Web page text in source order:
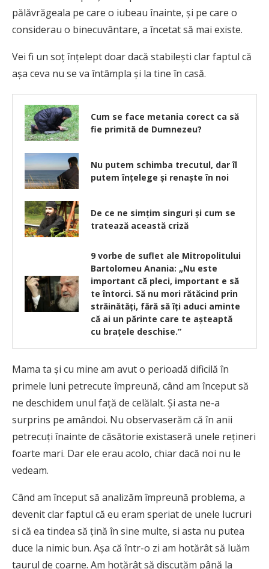
pălăvrăgeala pe care o iubeau înainte, și pe care o
considerau o binecuvântare, a încetat să mai existe.
Vei fi un soţ înţelept doar dacă stabileşti clar faptul că
aşa ceva nu se va întâmpla şi la tine în casă.
Cum se face metania corect ca să
fie primită de Dumnezeu?
Nu putem schimba trecutul, dar îl
putem înțelege și renaște în noi
De ce ne simţim singuri şi cum se
tratează această criză
9 vorbe de suflet ale Mitropolitului
Bartolomeu Anania: „Nu este
important că pleci, important e să
te întorci. Să nu mori rătăcind prin
străinătăți, fără să îți aduci aminte
că ai un părinte care te așteaptă
cu brațele deschise.”
Mama ta şi cu mine am avut o perioadă dificilă în
primele luni petrecute împreună, când am început să
ne deschidem unul faţă de celălalt. Şi asta ne-a
surprins pe amândoi. Nu observaserăm că în anii
petrecuţi înainte de căsătorie existaseră unele reţineri
foarte mari. Dar ele erau acolo, chiar dacă noi nu le
vedeam.
Când am început să analizăm împreună problema, a
devenit clar faptul că eu eram speriat de unele lucruri
si că ea tindea să țină în sine multe, si asta nu putea
duce la nimic bun. Aşa că într-o zi am hotărât să luăm
taurul de coarne. Am hotărât să discutăm până la